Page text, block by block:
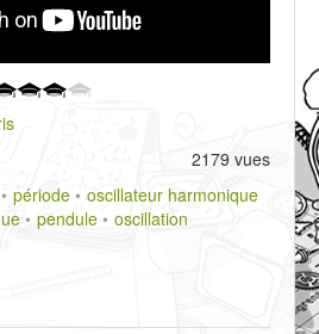
2179 vues
période
oscillateur harmonique
pendule
oscillation